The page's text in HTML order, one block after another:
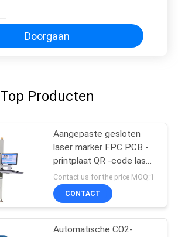
Machinelaser
Doorgaan
Top Producten
Aangepaste gesloten
laser marker FPC PCB -
printplaat QR -code laser
markeermachine
Contact us for the price MOQ:1
CONTACT
Automatische CO2-